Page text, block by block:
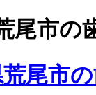
尾市の